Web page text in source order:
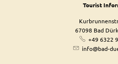
Tourist
67098 Bad
+49 6322
info@bad-